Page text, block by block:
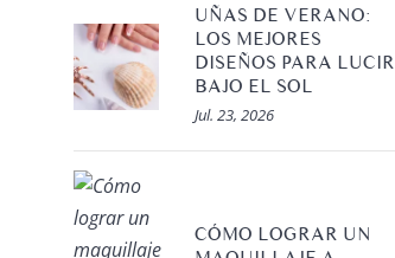
UÑAS DE VERANO:
LOS MEJORES
DISEÑOS PARA LUCIR
BAJO EL SOL
Jul. 23, 2026
CÓMO LOGRAR UN